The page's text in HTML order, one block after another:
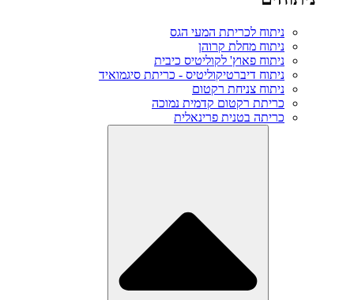
ניתוח לכריתת המעי הגס
ניתוח מחלת קרוהן
ניתוח פאוץ' לקוליטיס כיבית
ניתוח דיברטיקוליטיס - כריתת סיגמואיד
ניתוח צניחת רקטום
כריתת רקטום קדמית נמוכה
כריתה בטנית פרינאלית